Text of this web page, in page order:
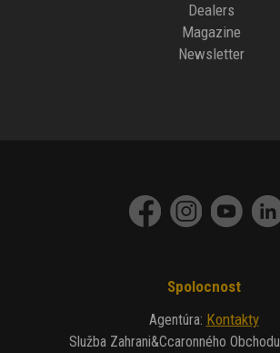
Dealers
Magazine
Newsletter
Spolocnost
Agentúra: Kontakty
Služba Zahrani&ccaronného Obchodu